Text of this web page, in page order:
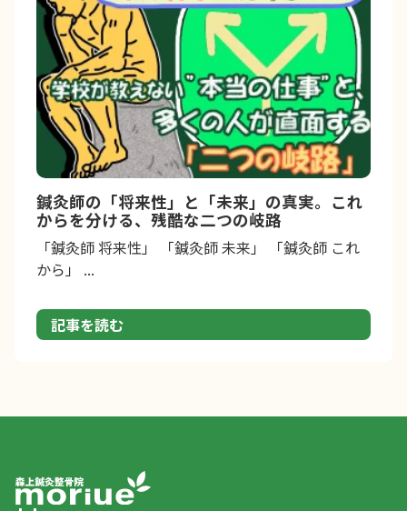
鍼灸師の「将来性」と「未来」の真実。これ
からを分ける、残酷な二つの岐路
「鍼灸師 将来性」 「鍼灸師 未来」 「鍼灸師 これ
から」 ...
記事を読む